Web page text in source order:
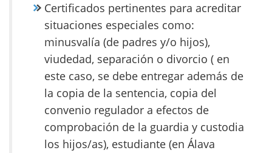
Certificados pertinentes para acreditar
situaciones especiales como:
minusvalía (de padres y/o hijos),
viudedad, separación o divorcio ( en
este caso, se debe entregar además de
la copia de la sentencia, copia del
convenio regulador a efectos de
comprobación de la guardia y custodia
los hijos/as), estudiante (en Álava